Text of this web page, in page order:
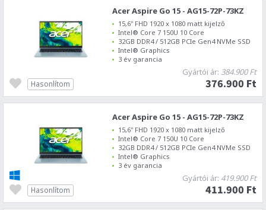
Acer Aspire Go 15 - AG15-72P-73KZ
15,6" FHD 1920 x 1080 matt kijelző
Intel® Core 7 150U 10 Core
32GB DDR4 / 512GB PCIe Gen4 NVMe SSD
Intel® Graphics
3 év garancia
Gyártói ár: 384.900 Ft
376.900 Ft
Hasonlítom
Acer Aspire Go 15 - AG15-72P-73KZ
15,6" FHD 1920 x 1080 matt kijelző
Intel® Core 7 150U 10 Core
32GB DDR4 / 512GB PCIe Gen4 NVMe SSD
Intel® Graphics
3 év garancia
Gyártói ár: 419.900 Ft
411.900 Ft
Hasonlítom